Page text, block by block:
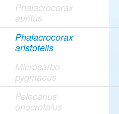
Phalacrocorax
auritus
Phalacrocorax
aristotelis
Microcarbo
pygmaeus
Pelecanus
onocrotalus